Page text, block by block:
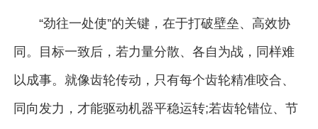
“劲往一处使”的关键，在于打破壁垒、高效协
同。目标一致后，若力量分散、各自为战，同样难
以成事。就像齿轮传动，只有每个齿轮精准咬合、
同向发力，才能驱动机器平稳运转;若齿轮错位、节